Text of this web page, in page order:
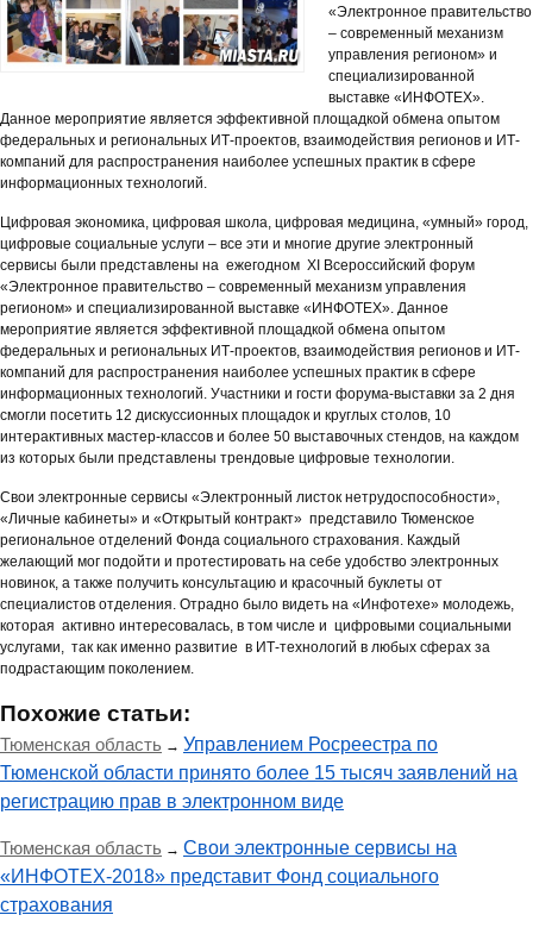
«Электронное правительство
– современный механизм
управления регионом» и
специализированной
выставке «ИНФОТЕХ».
Данное мероприятие является эффективной площадкой обмена опытом
федеральных и региональных ИТ-проектов, взаимодействия регионов и ИТ-
компаний для распространения наиболее успешных практик в сфере
информационных технологий.
Цифровая экономика, цифровая школа, цифровая медицина, «умный» город,
цифровые социальные услуги – все эти и многие другие электронный
сервисы были представлены на ежегодном XI Всероссийский форум
«Электронное правительство – современный механизм управления
регионом» и специализированной выставке «ИНФОТЕХ». Данное
мероприятие является эффективной площадкой обмена опытом
федеральных и региональных ИТ-проектов, взаимодействия регионов и ИТ-
компаний для распространения наиболее успешных практик в сфере
информационных технологий. Участники и гости форума-выставки за 2 дня
смогли посетить 12 дискуссионных площадок и круглых столов, 10
интерактивных мастер-классов и более 50 выставочных стендов, на каждом
из которых были представлены трендовые цифровые технологии.
Свои электронные сервисы «Электронный листок нетрудоспособности»,
«Личные кабинеты» и «Открытый контракт» представило Тюменское
региональное отделений Фонда социального страхования. Каждый
желающий мог подойти и протестировать на себе удобство электронных
новинок, а также получить консультацию и красочный буклеты от
специалистов отделения. Отрадно было видеть на «Инфотехе» молодежь,
которая активно интересовалась, в том числе и цифровыми социальными
услугами, так как именно развитие в ИТ-технологий в любых сферах за
подрастающим поколением.
Похожие статьи:
Тюменская область → Управлением Росреестра по
Тюменской области принято более 15 тысяч заявлений на
регистрацию прав в электронном виде
Тюменская область → Свои электронные сервисы на
«ИНФОТЕХ-2018» представит Фонд социального
страхования